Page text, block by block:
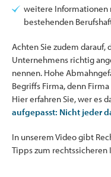
weitere Informationen
bestehenden
Achten Sie zudem darauf,
Unternehmens richtig
nennen. Hohe
Begriffs Firma, denn
Hier erfahren Sie, wer es
aufgepasst: Nicht jeder
In unserem Video gibt
Tipps zum rechtssicheren